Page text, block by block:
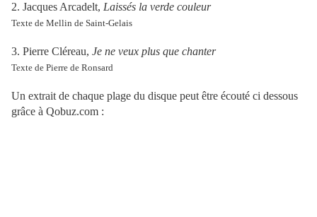
2. Jacques Arcadelt, Laissés la verde couleur
Texte de Mellin de Saint-Gelais
3. Pierre Cléreau, Je ne veux plus que chanter
Texte de Pierre de Ronsard
Un extrait de chaque plage du disque peut être écouté ci dessous
grâce à Qobuz.com :